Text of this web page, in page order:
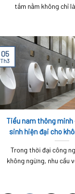
tắm nằm không chỉ
Tiểu nam thông minh
sinh hiện đại cho
cộng và gia
Trong thời đại công
không ngừng, nhu cầu
05
Th3